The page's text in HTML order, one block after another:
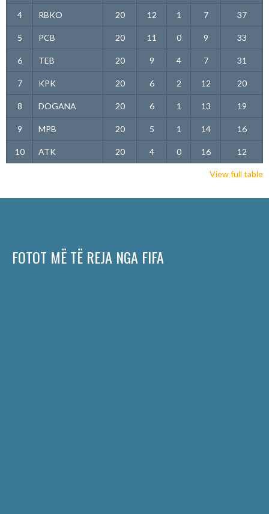
4 RBKO 20 12 1 7 37
5 PCB 20 11 0 9 33
6 TEB 20 9 4 7 31
7 KPK 20 6 2 12 20
8 DOGANA 20 6 1 13 19
9 MPB 20 5 1 14 16
10 ATK 20 4 0 16 12
View full table
FOTOT MË TË REJA NGA FIFA